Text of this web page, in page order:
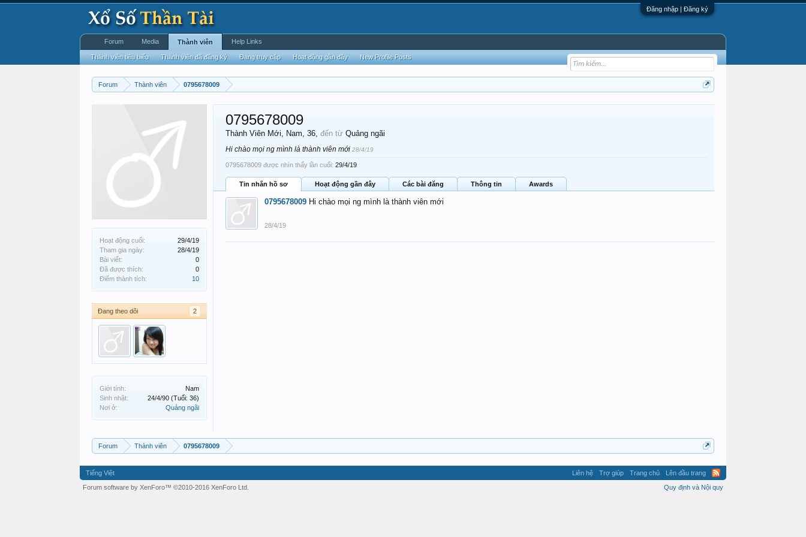
Đăng nhập | Đăng ký
Forum Thành viên 0795678009
Hoạt động cuối:
29/4/19
Tham gia ngày:
28/4/19
Bài viết:
0
Đã được thích:
0
Điểm thành tích:
10
Đang theo dõi 2
Giới tính:
Nam
Sinh nhật:
24/4/90 (Tuổi: 36)
Nơi ở:
Quảng ngãi
0795678009
Thành Viên Mới, Nam, 36, đến từ Quảng ngãi
Hi chào mọi ng mình là thành viên mới 28/4/19
0795678009 được nhìn thấy lần cuối: 29/4/19
Tin nhắn hồ sơ Hoạt động gần đây Các bài đăng Thông tin Awards
0795678009 Hi chào mọi ng mình là thành viên mới
28/4/19
Forum Thành viên 0795678009
Forum Media Thành viên
Thành viên tiêu biểu Thành viên đã đăng ký Đang truy cập Hoạt động gần đây New Profile Posts
Help Links
Tiếng Việt Liên hệ Trợ giúp Trang chủ
Lên đầu trang
Quy định và Nội quy
Forum software by XenForo™ ©2010-2016 XenForo Ltd.